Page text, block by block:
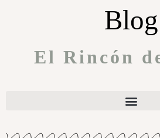
Blog
El Rincón